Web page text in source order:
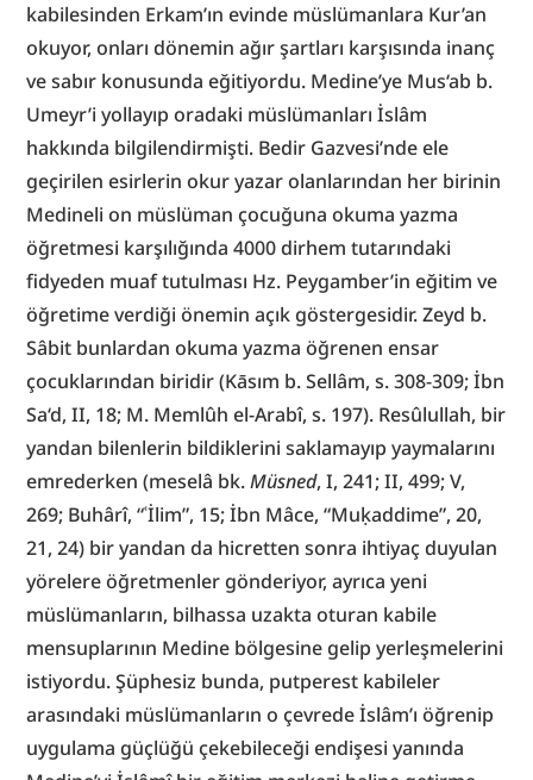
kabilesinden Erkam’ın evinde müslümanlara Kur’an
okuyor, onları dönemin ağır şartları karşısında inanç
ve sabır konusunda eğitiyordu. Medine’ye Mus‘ab b.
Umeyr’i yollayıp oradaki müslümanları İslâm
hakkında bilgilendirmişti. Bedir Gazvesi’nde ele
geçirilen esirlerin okur yazar olanlarından her birinin
Medineli on müslüman çocuğuna okuma yazma
öğretmesi karşılığında 4000 dirhem tutarındaki
fidyeden muaf tutulması Hz. Peygamber’in eğitim ve
öğretime verdiği önemin açık göstergesidir. Zeyd b.
Sâbit bunlardan okuma yazma öğrenen ensar
çocuklarından biridir (Kāsım b. Sellâm, s. 308-309; İbn
Sa‘d, II, 18; M. Memlûh el-Arabî, s. 197). Resûlullah, bir
yandan bilenlerin bildiklerini saklamayıp yaymalarını
emrederken (meselâ bk. Müsned, I, 241; II, 499; V,
269; Buhârî, “ʿİlim”, 15; İbn Mâce, “Muḳaddime”, 20,
21, 24) bir yandan da hicretten sonra ihtiyaç duyulan
yörelere öğretmenler gönderiyor, ayrıca yeni
müslümanların, bilhassa uzakta oturan kabile
mensuplarının Medine bölgesine gelip yerleşmelerini
istiyordu. Şüphesiz bunda, putperest kabileler
arasındaki müslümanların o çevrede İslâm’ı öğrenip
uygulama güçlüğü çekebileceği endişesi yanında